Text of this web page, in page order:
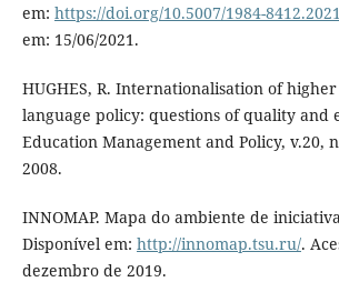
em: https://doi.org/10.5007/1984-
em: 15/06/2021.
HUGHES, R. Internationalisation of
language policy: questions of quality and
Education Management and Policy, v.20,
2008.
INNOMAP. Mapa do ambiente de
Disponível em: http://innomap.tsu.ru/.
dezembro de 2019.